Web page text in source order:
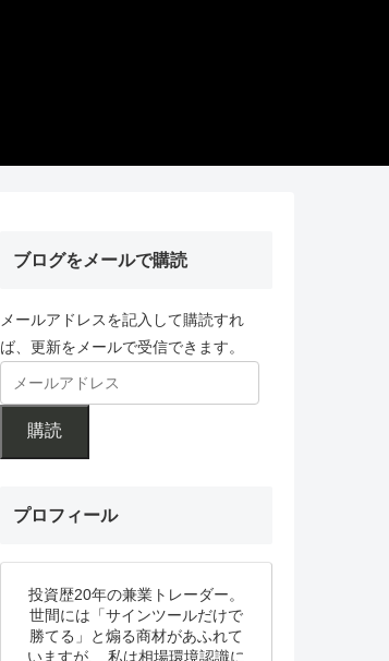
ブログをメールで購読
メールアドレスを記入して購読すれ
ば、更新をメールで受信できます。
購読
プロフィール
投資歴20年の兼業トレーダー。
世間には「サインツールだけで
勝てる」と煽る商材があふれて
いますが、 私は相場環境認識に